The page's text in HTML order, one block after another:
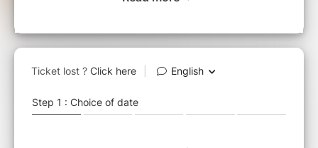
narcotrafiquante... Jérémy Charbonnel ne
racontera rien ! Sûrement parce qu’il a grandi à
fille de bonne famille et qu’il n’a rien fait de
Alors à 35 ans, Jérémy doit voir les choses en